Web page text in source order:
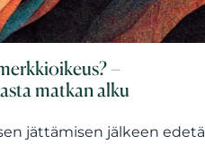
–
matkan alku
jättämisen jälkeen edetä